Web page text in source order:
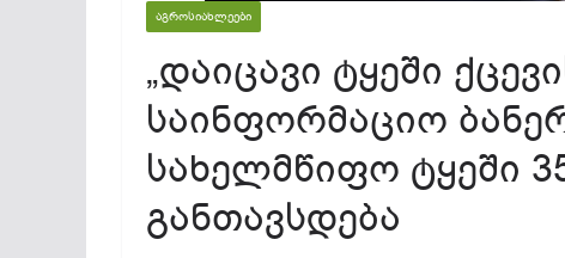
ᲐᲒᲠᲝᲡᲘᲐᲮᲚᲔᲔᲑᲘ
„დაიცავი ტყეში
საინფორმაციო
სახელმწიფო ტყეში
განთავსდება